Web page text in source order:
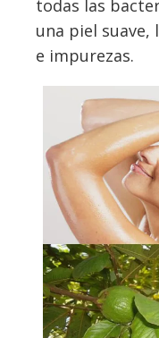
todas las
una piel suave,
e impurezas.